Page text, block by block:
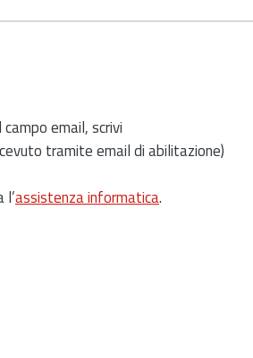
email, scrivi
tramite email di abilitazione)
assistenza informatica.